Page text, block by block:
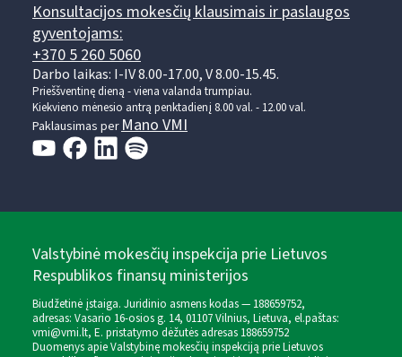
Konsultacijos mokesčių klausimais ir paslaugos
gyventojams:
+370 5 260 5060
Darbo laikas: I-IV 8.00-17.00, V 8.00-15.45.
Prieššventinę dieną - viena valanda trumpiau.
Kiekvieno mėnesio antrą penktadienį 8.00 val. - 12.00 val.
Paklausimas perMano VMI
Valstybinė mokesčių inspekcija prie Lietuvos
Respublikos finansų ministerijos
Biudžetinė įstaiga. Juridinio asmens kodas — 188659752,
adresas: Vasario 16-osios g. 14, 01107 Vilnius, Lietuva, el.paštas:
vmi@vmi.lt, E. pristatymo dėžutės adresas 188659752
Duomenys apie Valstybinę mokesčių inspekciją prie Lietuvos